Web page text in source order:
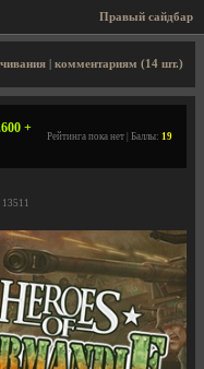
Правый сайдбар
видео
комментариям (14 шт.)
+
Рейтинга пока нет | Баллы: 19
13511